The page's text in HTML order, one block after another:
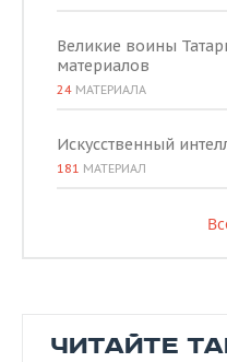
Великие воины
материалов
24 МАТЕРИАЛА
Искусственный
181 МАТЕРИАЛ
ЧИТАЙТЕ